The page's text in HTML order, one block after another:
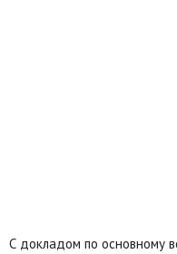
С докладом по основному